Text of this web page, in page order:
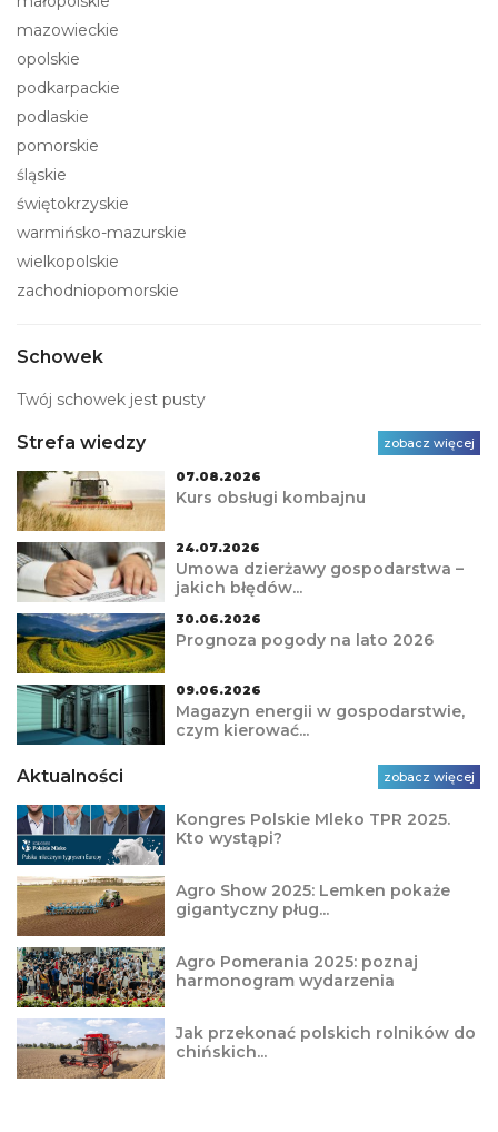
mazowieckie
opolskie
podkarpackie
podlaskie
pomorskie
śląskie
świętokrzyskie
warmińsko-mazurskie
wielkopolskie
zachodniopomorskie
Schowek
Twój schowek jest pusty
Strefa wiedzy zobacz więcej
07.08.2026
Kurs obsługi kombajnu
24.07.2026
Umowa dzierżawy gospodarstwa –
jakich błędów...
30.06.2026
Prognoza pogody na lato 2026
09.06.2026
Magazyn energii w gospodarstwie,
czym kierować...
Aktualności zobacz więcej
Kongres Polskie Mleko TPR 2025.
Kto wystąpi?
Agro Show 2025: Lemken pokaże
gigantyczny pług...
Agro Pomerania 2025: poznaj
harmonogram wydarzenia
Jak przekonać polskich rolników do
chińskich...